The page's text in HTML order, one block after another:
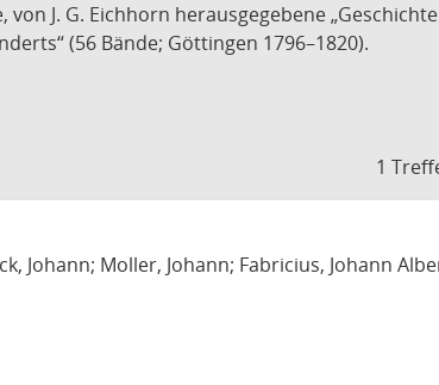
J. G. Eichhorn herausgegebene
(56 Bände; Göttingen 1796–1820).
1
Johann; Moller, Johann; Fabricius, Johann